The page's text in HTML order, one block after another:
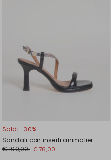
Saldi -30%
Sandali con inserti animalier
€ 109,00 € 76,00